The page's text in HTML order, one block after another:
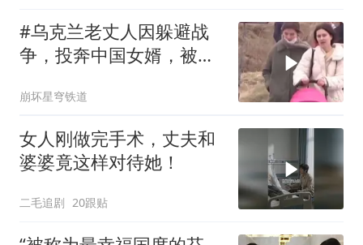
#乌克兰老丈人因躲避战
争，投奔中国女婿，被眼
崩坏星穹铁道
女人刚做完手术，丈夫和
婆婆竟这样对待她！
二毛追剧 20跟贴